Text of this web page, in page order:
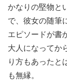
かなりの堅物と
で、彼女の随筆
エピソードが書
大人になってか
り方もあったと
も無縁。